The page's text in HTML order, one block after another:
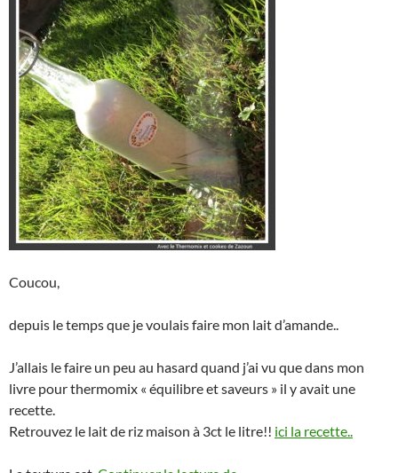
Coucou,
depuis le temps que je voulais faire mon lait d’amande..
J’allais le faire un peu au hasard quand j’ai vu que dans mon
livre pour thermomix « équilibre et saveurs » il y avait une
recette.
Retrouvez le lait de riz maison à 3ct le litre!! ici la recette..